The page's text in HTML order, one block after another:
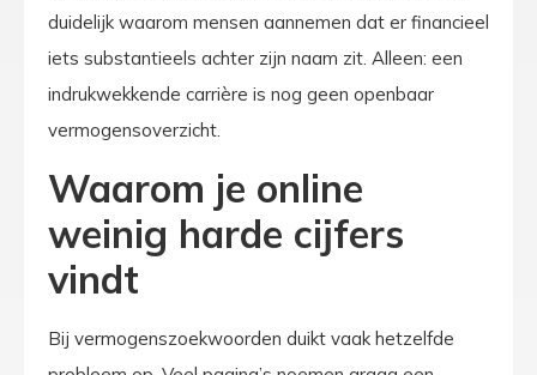
duidelijk waarom mensen aannemen dat er financieel
iets substantieels achter zijn naam zit. Alleen: een
indrukwekkende carrière is nog geen openbaar
vermogensoverzicht.
Waarom je online
weinig harde cijfers
vindt
Bij vermogenszoekwoorden duikt vaak hetzelfde